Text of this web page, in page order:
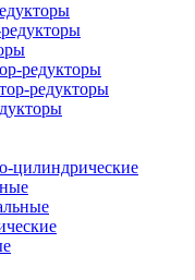
редукторы
редукторы
цилиндрические